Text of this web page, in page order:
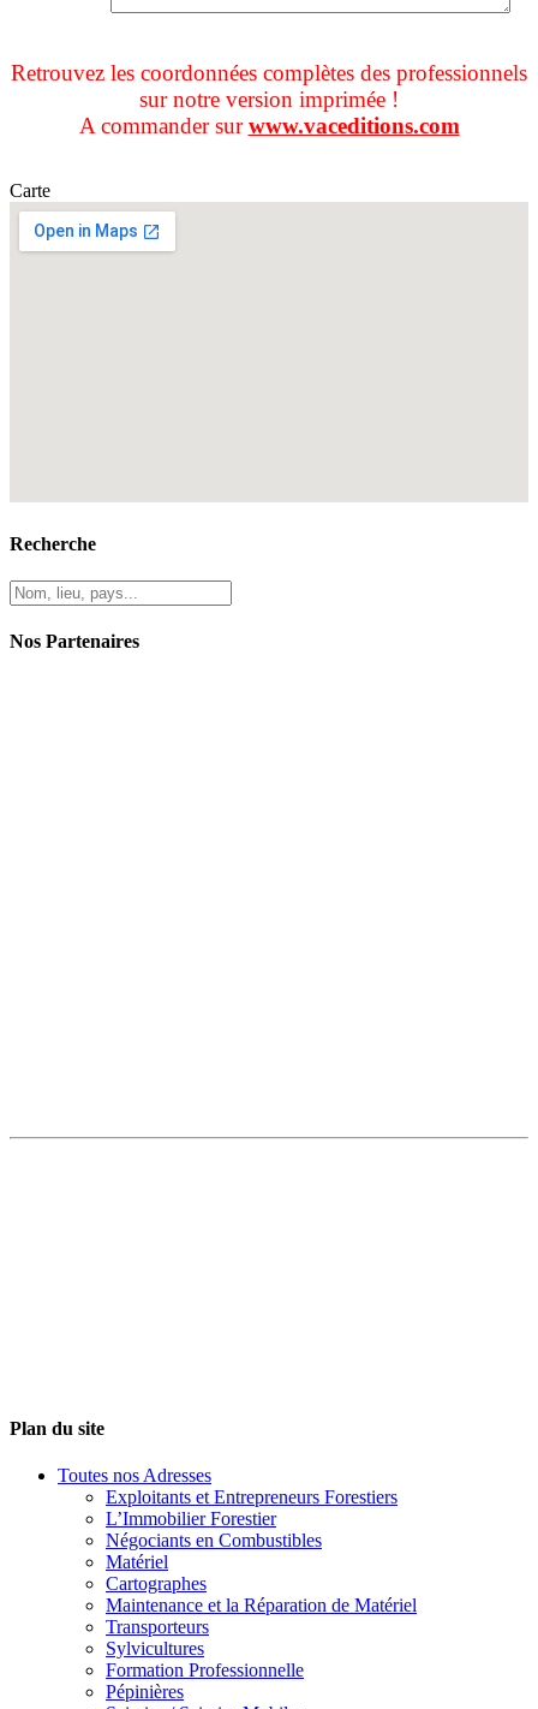
Retrouvez les coordonnées complètes des professionnels
sur notre version imprimée !
A commander surwww.vaceditions.com
Carte
Recherche
Nos Partenaires
Plan du site
Toutes nos Adresses
Exploitants et Entrepreneurs Forestiers
L’Immobilier Forestier
Négociants en Combustibles
Matériel
Cartographes
Maintenance et la Réparation de Matériel
Transporteurs
Sylvicultures
Formation Professionnelle
Pépinières